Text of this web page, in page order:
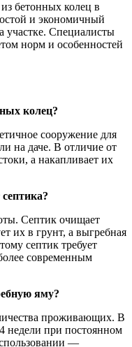
бетонных колец в
и экономичный
участке. Специалисты
норм и особенностей
колец?
сооружение для
на даче. В отличие от
а накапливает их
Септик очищает
их в грунт, а выгребная
септик требует
современным
яму?
проживающих. В
недели при постоянном
—